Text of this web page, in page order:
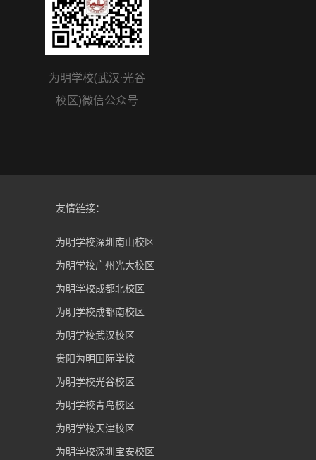
为明学校(武汉·光谷
校区)微信公众号
友情链接：
为明学校深圳南山校区
为明学校广州光大校区
为明学校成都北校区
为明学校成都南校区
为明学校武汉校区
贵阳为明国际学校
为明学校光谷校区
为明学校青岛校区
为明学校天津校区
为明学校深圳宝安校区